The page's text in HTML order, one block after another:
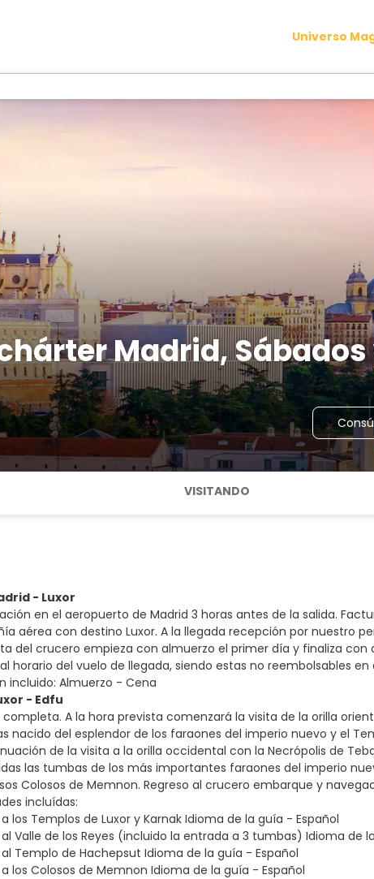
Universo
Madrid,
VISITANDO
- Luxor
en el aeropuerto de Madrid 3 horas antes de la salida.
aérea con destino Luxor. A la llegada recepción por nuestro
del crucero empieza con almuerzo el primer día y finaliza
horario del vuelo de llegada, siendo estas no reembolsables
incluido: Almuerzo - Cena
- Edfu
completa. A la hora prevista comenzará la visita de la orilla
nacido del esplendor de los faraones del imperio nuevo y el
de la visita a la orilla occidental con la Necrópolis de
las tumbas de los más importantes faraones del imperio
Colosos de Memnon. Regreso al crucero embarque y
incluídas:
los Templos de Luxor y Karnak Idioma de la guía - Español
Valle de los Reyes (incluido la entrada a 3 tumbas) Idioma de
Templo de Hachepsut Idioma de la guía - Español
los Colosos de Memnon Idioma de la guía - Español